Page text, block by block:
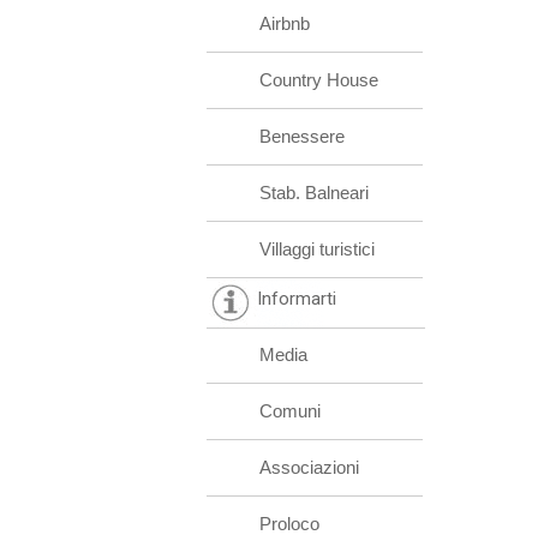
Airbnb
Country House
Benessere
Stab. Balneari
Villaggi turistici
Informarti
Media
Comuni
Associazioni
Proloco